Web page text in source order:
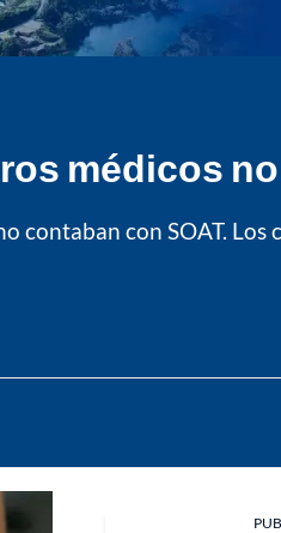
médicos
contaban con SOAT. Los